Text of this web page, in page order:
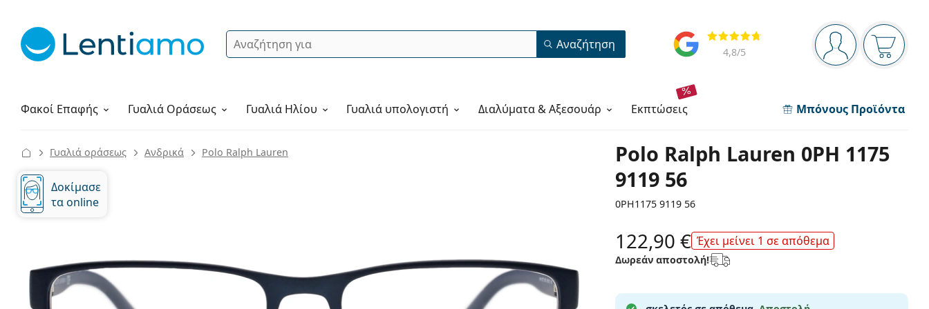
Πίνακας πλοήγησης
Είστε
Το
Αξιολογήσεις
4,8/5
Αναζήτηση Αναζήτηση
Φακοί Επαφής
Υγρά φακών ΓυαλιάΟράσεως Γυαλιά Ηλίου Γυαλιά υπολογιστή Διαλύματα & Αξεσουάρ εκπτώσεις Μπόνους Προϊόντα
Πώς να παραγγείλετε
Polo Ralph Lauren 0PH 1175
9119 56
0PH1175 9119 56
Γυαλιά οράσεως Ανδρικά Polo Ralph Lauren
Δοκίμασε
τα online
122,90 € Έχει μείνει 1 σε απόθεμα
Δωρεάν αποστολή!